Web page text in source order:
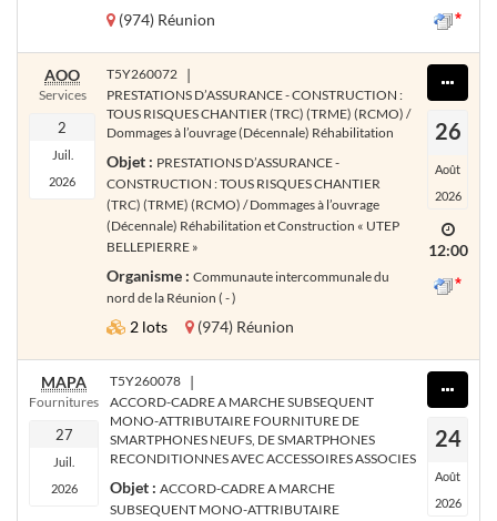
(974) Réunion
AOO
Services
2
Juil.
2026
T5Y260072 |
PRESTATIONS D’ASSURANCE - CONSTRUCTION :
TOUS RISQUES CHANTIER (TRC) (TRME) (RCMO) /
Dommages à l’ouvrage (Décennale) Réhabilitation
Objet : PRESTATIONS D’ASSURANCE -
CONSTRUCTION : TOUS RISQUES CHANTIER
(TRC) (TRME) (RCMO) / Dommages à l’ouvrage
(Décennale) Réhabilitation et Construction « UTEP
BELLEPIERRE »
Organisme : Communaute intercommunale du
nord de la Réunion ( - )
2 lots (974) Réunion
26
Août
2026
12:00
MAPA
Fournitures
27
Juil.
2026
T5Y260078 |
ACCORD-CADRE A MARCHE SUBSEQUENT
MONO-ATTRIBUTAIRE FOURNITURE DE
SMARTPHONES NEUFS, DE SMARTPHONES
RECONDITIONNES AVEC ACCESSOIRES ASSOCIES
Objet : ACCORD-CADRE A MARCHE
SUBSEQUENT MONO-ATTRIBUTAIRE
24
Août
2026